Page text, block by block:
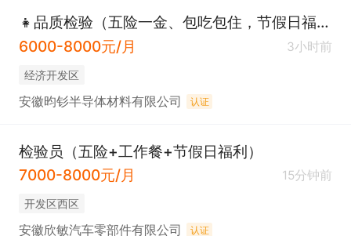
👧品质检验（五险一金、包吃包住，节假日福利）
6000-8000元/月
3小时前
经济开发区
安徽昀钐半导体材料有限公司 认证
检验员（五险+工作餐+节假日福利）
7000-8000元/月
15分钟前
开发区西区
安徽欣敏汽车零部件有限公司 认证